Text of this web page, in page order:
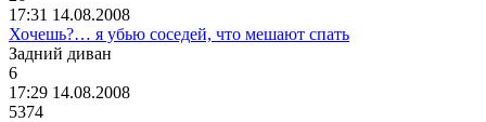
17:31 14.08.2008
Хочешь?… я убью соседей, что мешают спать
Задний диван
6
17:29 14.08.2008
5374